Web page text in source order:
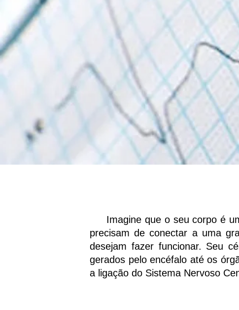
Imagine que o seu corpo é
precisam de conectar a uma
desejam fazer funcionar. Seu
gerados pelo encéfalo até os
a ligação do Sistema Nervoso